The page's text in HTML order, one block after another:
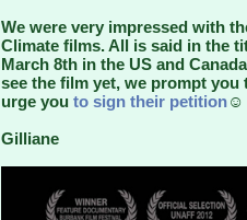
We were very impressed with
Climate films. All is said in the
March 8th in the US and
see the film yet, we prompt
urge you to sign their petition☺
Gilliane